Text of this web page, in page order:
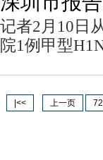
记者2月10日
院1例甲型
|<< 上一页